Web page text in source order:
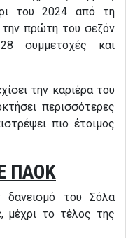
του 2024 από τη
την πρώτη του σεζόν
συμμετοχές και
την καριέρα του
περισσότερες
πιο έτοιμος
ΠΑΟΚ
του Σόλα
μέχρι το τέλος της